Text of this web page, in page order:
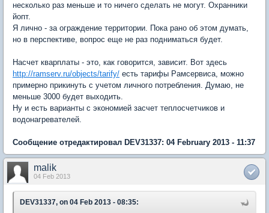
несколько раз меньше и то ничего сделать не могут. Охранники
йопт.
Я лично - за ограждение территории. Пока рано об этом думать,
но в перспективе, вопрос еще не раз подниматься будет.
Насчет кварплаты - это, как говорится, зависит. Вот здесь
http://ramserv.ru/objects/tarify/ есть тарифы Рамсервиса, можно
примерно прикинуть с учетом личного потребления. Думаю, не
меньше 3000 будет выходить.
Ну и есть варианты с экономией засчет теплосчетчиков и
водонагревателей.
Сообщение отредактировал DEV31337: 04 February 2013 - 11:37
malik
04 Feb 2013
DEV31337, on 04 Feb 2013 - 08:35: